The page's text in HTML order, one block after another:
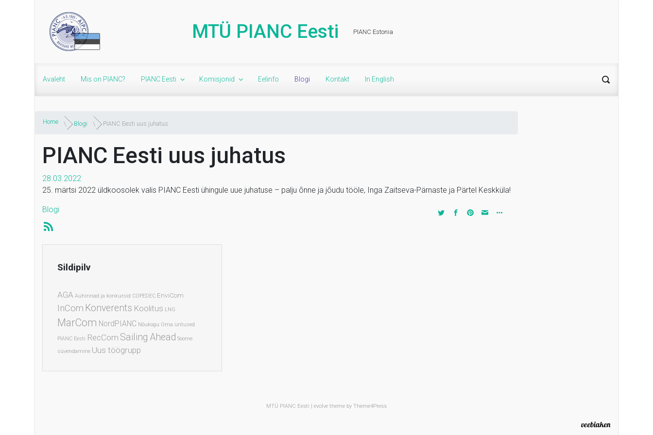
MTÜ PIANC Eesti PIANC Estonia
Avaleht Mis on PIANC? PIANC Eesti Komisjonid Eelinfo Blogi Kontakt In English
Home Blogi PIANC Eesti uus juhatus
PIANC Eesti uus juhatus
28.03.2022
25. märtsi 2022 üldkoosolek valis PIANC Eesti ühingule uue juhatuse – palju õnne ja jõudu tööle, Inga Zaitseva-Pärnaste ja Pärtel Keskküla!
Blogi
Sildipilv
AGA Auhinnad ja konkursid COPEDEC EnviCom
InCom Konverents Koolitus LNG
MarCom NordPIANC Nõukogu Oma üritused
PIANC Eesti RecCom Sailing Ahead Soome
süvendamine Uus töögrupp
MTÜ PIANC Eesti | evolve theme by Theme4Press